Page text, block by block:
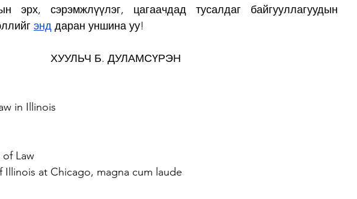
эрх, сэрэмжлүүлэг, цагаачдад тусалдаг байгууллагуудын
энд даран уншина уу!
ХУУЛЬЧ Б. ДУЛАМСҮРЭН
in Illinois
Law
Illinois at Chicago, magna cum laude